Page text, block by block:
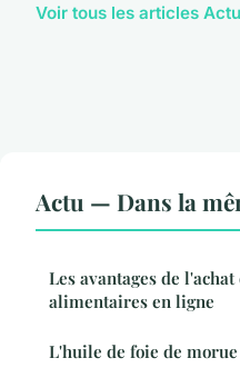
Voir tous les articles
Actu — Dans la
Les avantages de
alimentaires en ligne
L'huile de foie de